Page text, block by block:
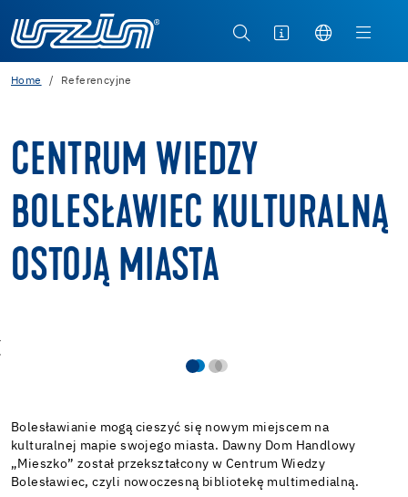
Home Referencyjne
CENTRUM WIEDZY
BOLESŁAWIEC KULTURALNĄ
OSTOJĄ MIASTA
Bolesławianie mogą cieszyć się nowym miejscem na
kulturalnej mapie swojego miasta. Dawny Dom Handlowy
„Mieszko” został przekształcony w Centrum Wiedzy
Bolesławiec, czyli nowoczesną bibliotekę multimedialną.